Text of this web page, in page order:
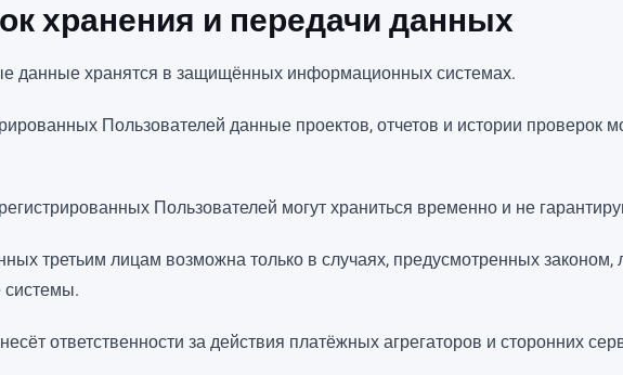
хранения и передачи данных
данные хранятся в защищённых информационных системах.
Пользователей данные проектов, отчетов и истории проверок
Пользователей могут храниться временно и не
третьим лицам возможна только в случаях, предусмотренных законом,
системы.
ответственности за действия платёжных агрегаторов и сторонних